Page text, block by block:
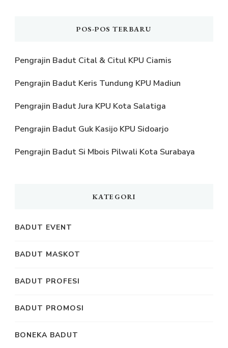
POS-POS TERBARU
Pengrajin Badut Cital & Citul KPU Ciamis
Pengrajin Badut Keris Tundung KPU Madiun
Pengrajin Badut Jura KPU Kota Salatiga
Pengrajin Badut Guk Kasijo KPU Sidoarjo
Pengrajin Badut Si Mbois Pilwali Kota Surabaya
KATEGORI
BADUT EVENT
BADUT MASKOT
BADUT PROFESI
BADUT PROMOSI
BONEKA BADUT